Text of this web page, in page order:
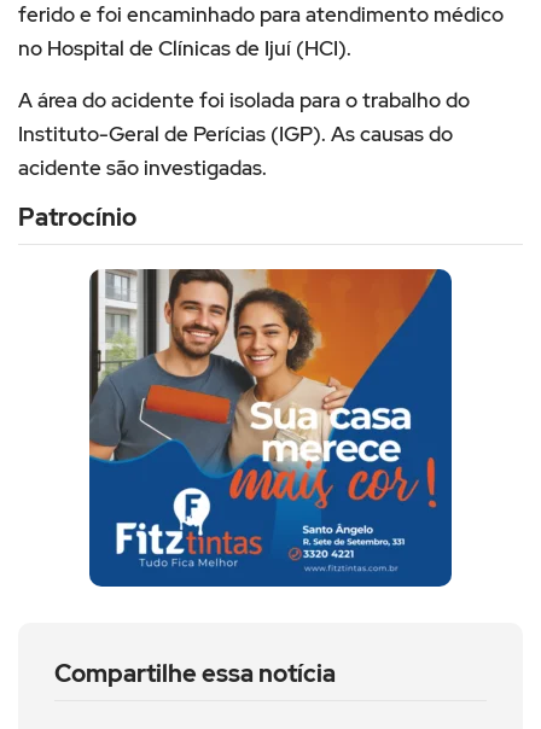
ferido e foi encaminhado para atendimento médico
no Hospital de Clínicas de Ijuí (HCI).
A área do acidente foi isolada para o trabalho do
Instituto-Geral de Perícias (IGP). As causas do
acidente são investigadas.
Patrocínio
Compartilhe essa notícia